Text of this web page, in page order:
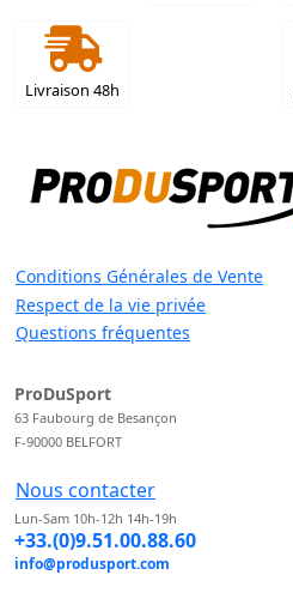
Livraison 48h
Conditions Générales de Vente
Respect de la vie privée
Questions fréquentes
ProDuSport
63 Faubourg de Besançon
F-90000 BELFORT
Nous contacter
Lun-Sam 10h-12h 14h-19h
+33.(0)9.51.00.88.60
info@produsport.com